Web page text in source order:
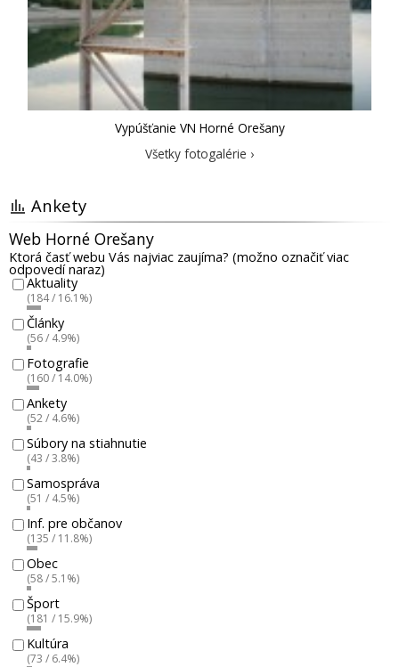
Vypúšťanie VN Horné Orešany
Všetky fotogalérie ›
Ankety
Web Horné Orešany
Ktorá časť webu Vás najviac zaujíma? (možno označiť viac
odpovedí naraz)
Aktuality
(184 / 16.1%)
Články
(56 / 4.9%)
Fotografie
(160 / 14.0%)
Ankety
(52 / 4.6%)
Súbory na stiahnutie
(43 / 3.8%)
Samospráva
(51 / 4.5%)
Inf. pre občanov
(135 / 11.8%)
Obec
(58 / 5.1%)
Šport
(181 / 15.9%)
Kultúra
(73 / 6.4%)